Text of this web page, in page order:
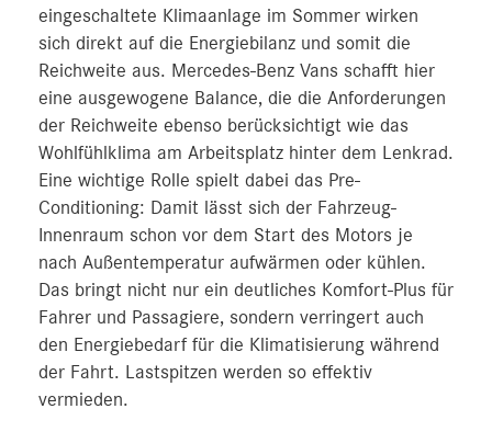
eingeschaltete Klimaanlage im Sommer wirken
sich direkt auf die Energiebilanz und somit die
Reichweite aus. Mercedes-Benz Vans schafft hier
eine ausgewogene Balance, die die Anforderungen
der Reichweite ebenso berücksichtigt wie das
Wohlfühlklima am Arbeitsplatz hinter dem Lenkrad.
Eine wichtige Rolle spielt dabei das Pre-
Conditioning: Damit lässt sich der Fahrzeug-
Innenraum schon vor dem Start des Motors je
nach Außentemperatur aufwärmen oder kühlen.
Das bringt nicht nur ein deutliches Komfort-Plus für
Fahrer und Passagiere, sondern verringert auch
den Energiebedarf für die Klimatisierung während
der Fahrt. Lastspitzen werden so effektiv
vermieden.